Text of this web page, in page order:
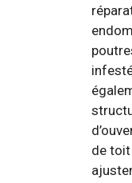
de toit